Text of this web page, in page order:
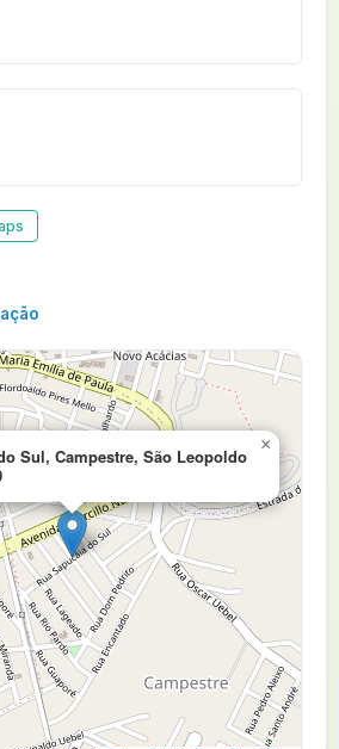
Sul, Campestre, São Leopoldo
×